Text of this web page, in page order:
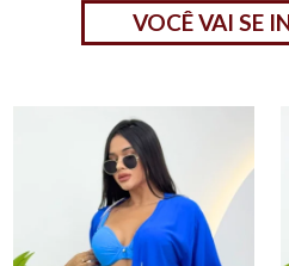
VOCÊ VAI SE